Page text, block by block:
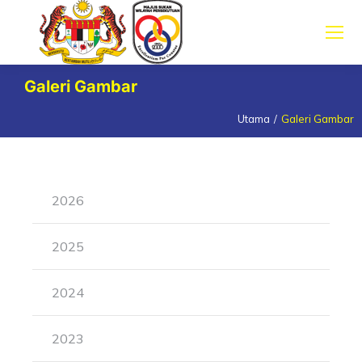
Galeri Gambar
Utama Galeri Gambar
2026
2025
2024
2023